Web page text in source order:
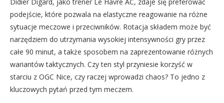
Didier Digard, jako trener Le Havre AC, zdaje się preferować
podejście, które pozwala na elastyczne reagowanie na różne
sytuacje meczowe i przeciwników. Rotacja składem może być
narzędziem do utrzymania wysokiej intensywności gry przez
całe 90 minut, a także sposobem na zaprezentowanie różnych
wariantów taktycznych. Czy ten styl przyniesie korzyść w
starciu z OGC Nice, czy raczej wprowadzi chaos? To jedno z
kluczowych pytań przed tym meczem.